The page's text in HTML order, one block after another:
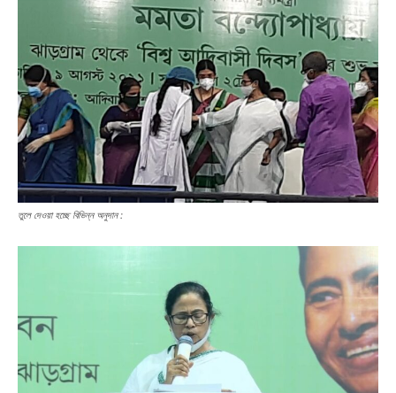
তুলে দেওয়া হচ্ছে বিভিন্ন অনুদান :